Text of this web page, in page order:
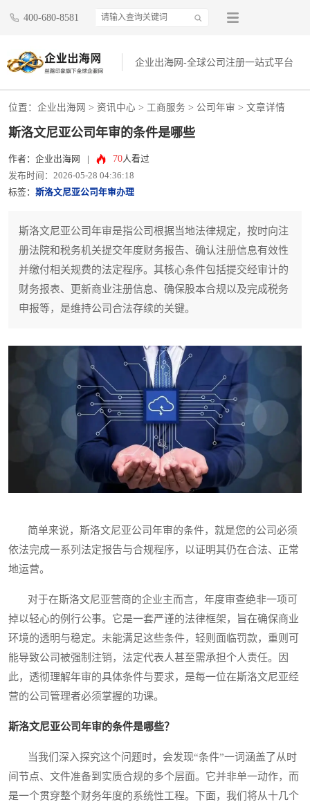
400-680-8581
企业出海网-全球公司注册一站式平台
位置： 企业出海网 > 资讯中心 > 工商服务 > 公司年审 > 文章详情
斯洛文尼亚公司年审的条件是哪些
作者：企业出海网 70人看过
发布时间：2026-05-28 04:36:18
标签： 斯洛文尼亚公司年审办理
斯洛文尼亚公司年审是指公司根据当地法律规定，按时向注
册法院和税务机关提交年度财务报告、确认注册信息有效性
并缴付相关规费的法定程序。其核心条件包括提交经审计的
财务报表、更新商业注册信息、确保股本合规以及完成税务
申报等，是维持公司合法存续的关键。
简单来说，斯洛文尼亚公司年审的条件，就是您的公司必须
依法完成一系列法定报告与合规程序，以证明其仍在合法、正常
地运营。
对于在斯洛文尼亚营商的企业主而言，年度审查绝非一项可
掉以轻心的例行公事。它是一套严谨的法律框架，旨在确保商业
环境的透明与稳定。未能满足这些条件，轻则面临罚款，重则可
能导致公司被强制注销，法定代表人甚至需承担个人责任。因
此，透彻理解年审的具体条件与要求，是每一位在斯洛文尼亚经
营的公司管理者必须掌握的功课。
斯洛文尼亚公司年审的条件是哪些？
当我们深入探究这个问题时，会发现“条件”一词涵盖了从时
间节点、文件准备到实质合规的多个层面。它并非单一动作，而
是一个贯穿整个财务年度的系统性工程。下面，我们将从十几个